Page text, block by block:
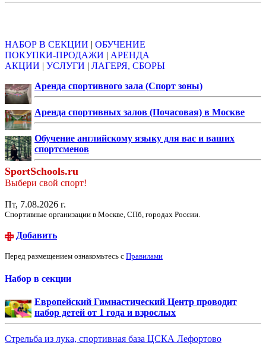
НАБОР В СЕКЦИИ | ОБУЧЕНИЕ
ПОКУПКИ-ПРОДАЖИ | АРЕНДА
АКЦИИ | УСЛУГИ | ЛАГЕРЯ, СБОРЫ
Аренда спортивного зала (Спорт зоны)
Аренда спортивных залов (Почасовая) в Москве
Обучение английскому языку для вас и ваших
спортсменов
SportSchools.ru
Выбери свой спорт!
Пт, 7.08.2026 г.
Спортивные организации в Москве, СПб, городах России.
Добавить
Перед размещением ознакомьтесь с Правилами
Набор в секции
Европейский Гимнастический Центр проводит
набор детей от 1 года и взрослых
Стрельба из лука, спортивная база ЦСКА Лефортово